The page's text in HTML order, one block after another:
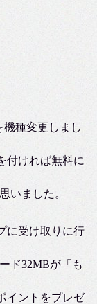
機種変更しまし
付ければ無料に
いました。
に受け取りに行
ド32MBが「も
イントをプレゼ